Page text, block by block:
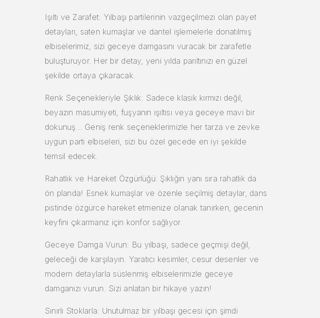
Işıltı ve Zarafet: Yılbaşı partilerinin vazgeçilmezi olan payet
detayları, saten kumaşlar ve dantel işlemelerle donatılmış
elbiselerimiz, sizi geceye damgasını vuracak bir zarafetle
buluşturuyor. Her bir detay, yeni yılda parıltınızı en güzel
şekilde ortaya çıkaracak.
Renk Seçenekleriyle Şıklık: Sadece klasik kırmızı değil,
beyazın masumiyeti, fuşyanın ışıltısı veya geceye mavi bir
dokunuş… Geniş renk seçeneklerimizle her tarza ve zevke
uygun parti elbiseleri, sizi bu özel gecede en iyi şekilde
temsil edecek.
Rahatlık ve Hareket Özgürlüğü: Şıklığın yanı sıra rahatlık da
ön planda! Esnek kumaşlar ve özenle seçilmiş detaylar, dans
pistinde özgürce hareket etmenize olanak tanırken, gecenin
keyfini çıkarmanız için konfor sağlıyor.
Geceye Damga Vurun: Bu yılbaşı, sadece geçmişi değil,
geleceği de karşılayın. Yaratıcı kesimler, cesur desenler ve
modern detaylarla süslenmiş elbiselerimizle geceye
damganızı vurun. Sizi anlatan bir hikaye yazın!
Sınırlı Stoklarla: Unutulmaz bir yılbaşı gecesi için şimdi